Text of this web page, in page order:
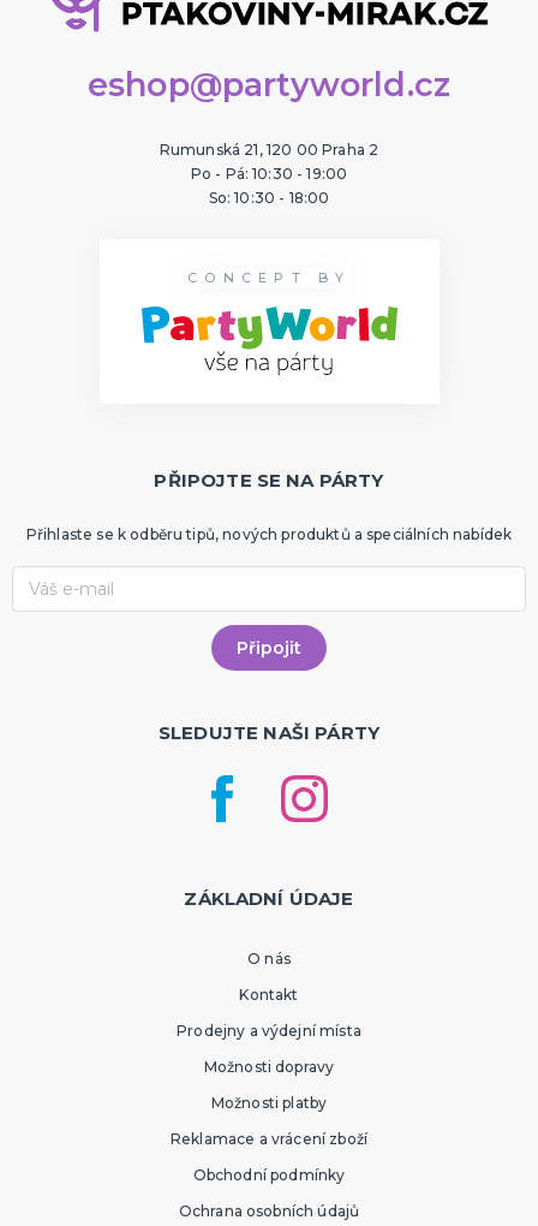
eshop@partyworld.cz
Rumunská 21, 120 00 Praha 2
Po - Pá: 10:30 - 19:00
So: 10:30 - 18:00
CONCEPT BY
PŘIPOJTE SE NA PÁRTY
Přihlaste se k odběru tipů, nových produktů a speciálních nabídek
SLEDUJTE NAŠI PÁRTY
ZÁKLADNÍ ÚDAJE
O nás
Kontakt
Prodejny a výdejní místa
Možnosti dopravy
Možnosti platby
Reklamace a vrácení zboží
Obchodní podmínky
Ochrana osobních údajů